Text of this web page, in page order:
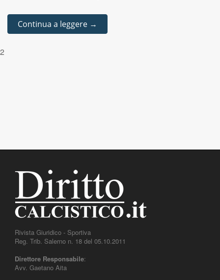
Continua a leggere →
2
Rivista Giuridico - Sportiva
Reg. Trib. Salerno n. 18 del 05.10.2011
Direttore Responsabile:
Avv. Gaetano Aita